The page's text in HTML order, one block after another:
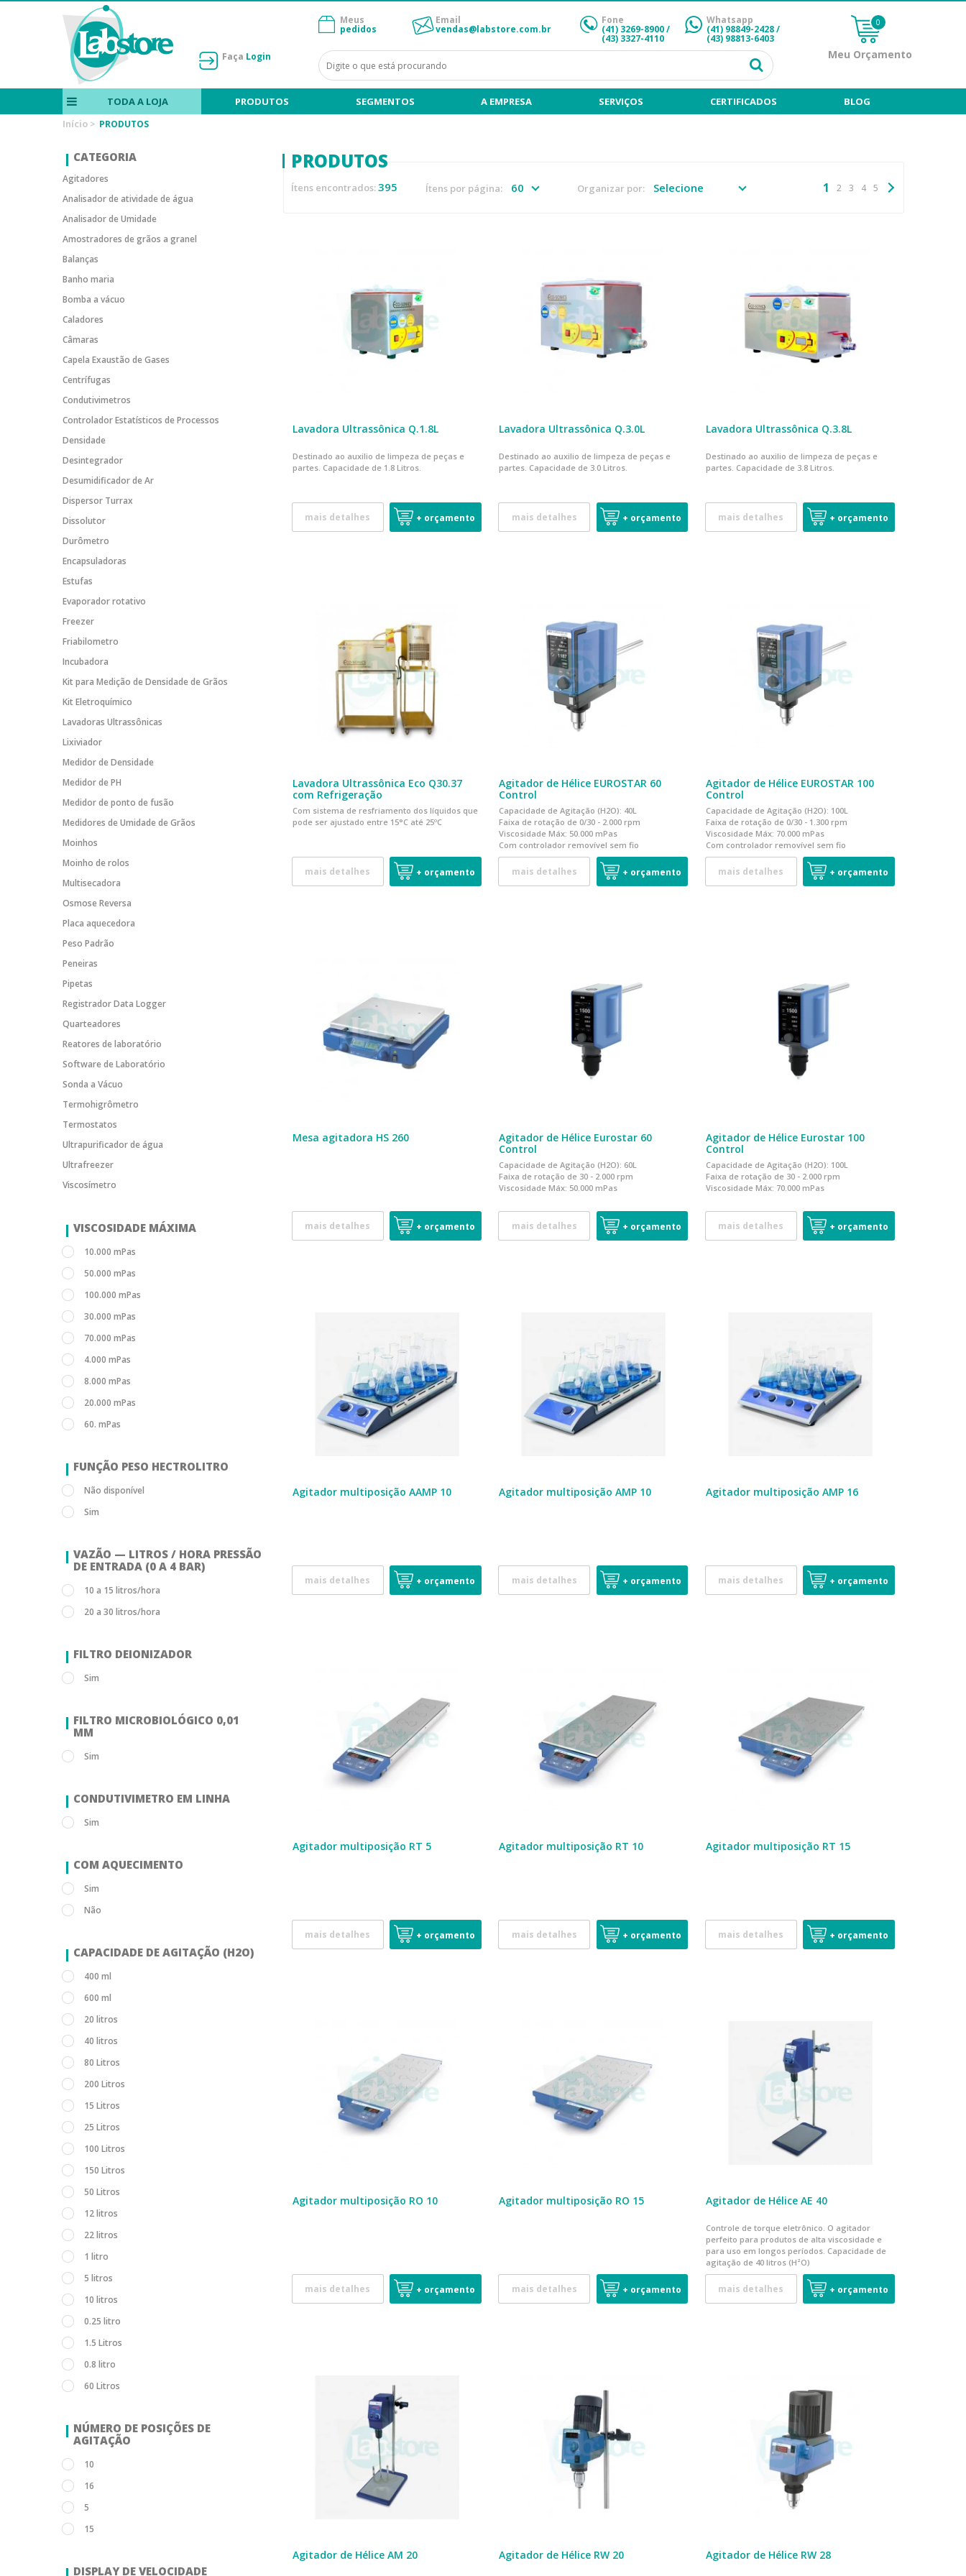
Faça Login
Meus
pedidos
Email
vendas@labstore.com.br
Fone
(41) 3269-8900 /
(43) 3327-4110
Whatsapp
(41) 98849-2428/
(43) 98813-6403
0
Meu Orçamento
TODA A LOJA PRODUTOS SEGMENTOS A EMPRESA SERVIÇOS CERTIFICADOS BLOG
Início > PRODUTOS
CATEGORIA
Agitadores
Analisador de atividade de água
Analisador de Umidade
Amostradores de grãos a granel
Balanças
Banho maria
Bomba a vácuo
Caladores
Câmaras
Capela Exaustão de Gases
Centrífugas
Condutivimetros
Controlador Estatísticos de Processos
Densidade
Desintegrador
Desumidificador de Ar
Dispersor Turrax
Dissolutor
Durômetro
Encapsuladoras
Estufas
Evaporador rotativo
Freezer
Friabilometro
Incubadora
Kit para Medição de Densidade de Grãos
Kit Eletroquímico
Lavadoras Ultrassônicas
Lixiviador
Medidor de Densidade
Medidor de PH
Medidor de ponto de fusão
Medidores de Umidade de Grãos
Moinhos
Moinho de rolos
Multisecadora
Osmose Reversa
Placa aquecedora
Peso Padrão
Peneiras
Pipetas
Registrador Data Logger
Quarteadores
Reatores de laboratório
Software de Laboratório
Sonda a Vácuo
Termohigrômetro
Termostatos
Ultrapurificador de água
Ultrafreezer
Viscosímetro
VISCOSIDADE MÁXIMA
10.000 mPas
50.000 mPas
100.000 mPas
30.000 mPas
70.000 mPas
4.000 mPas
8.000 mPas
20.000 mPas
60. mPas
FUNÇÃO PESO HECTROLITRO
Não disponível
Sim
VAZÃO — LITROS / HORA PRESSÃO
DE ENTRADA (0 A 4 BAR)
10 a 15 litros/hora
20 a 30 litros/hora
FILTRO DEIONIZADOR
Sim
FILTRO MICROBIOLÓGICO 0,01
ΜM
Sim
CONDUTIVIMETRO EM LINHA
Sim
COM AQUECIMENTO
Sim
Não
CAPACIDADE DE AGITAÇÃO (H2O)
400 ml
600 ml
20 litros
40 litros
80 Litros
200 Litros
15 Litros
25 Litros
100 Litros
150 Litros
50 Litros
12 litros
22 litros
1 litro
5 litros
10 litros
0.25 litro
1.5 Litros
0.8 litro
60 Litros
NÚMERO DE POSIÇÕES DE
AGITAÇÃO
10
16
5
15
DISPLAY DE VELOCIDADE
PRODUTOS
Ítens encontrados:395 Ítens por página: Organizar por: 1 2 3 4 5
Lavadora Ultrassônica Q.1.8L
Destinado ao auxilio de limpeza de peças e
partes. Capacidade de 1.8 Litros.
mais detalhes + orçamento
Lavadora Ultrassônica Q.3.0L
Destinado ao auxilio de limpeza de peças e
partes. Capacidade de 3.0 Litros.
mais detalhes + orçamento
Lavadora Ultrassônica Q.3.8L
Destinado ao auxilio de limpeza de peças e
partes. Capacidade de 3.8 Litros.
mais detalhes + orçamento
Lavadora Ultrassônica Eco Q30.37
com Refrigeração
Com sistema de resfriamento dos líquidos que
pode ser ajustado entre 15°C até 25ºC
mais detalhes + orçamento
Agitador de Hélice EUROSTAR 60
Control
Capacidade de Agitação (H2O): 40L
Faixa de rotação de 0/30 - 2.000 rpm
Viscosidade Máx: 50.000 mPas
Com controlador removível sem fio
mais detalhes + orçamento
Agitador de Hélice EUROSTAR 100
Control
Capacidade de Agitação (H2O): 100L
Faixa de rotação de 0/30 - 1.300 rpm
Viscosidade Máx: 70.000 mPas
Com controlador removível sem fio
mais detalhes + orçamento
Mesa agitadora HS 260
mais detalhes + orçamento
Agitador de Hélice Eurostar 60
Control
Capacidade de Agitação (H2O): 60L
Faixa de rotação de 30 - 2.000 rpm
Viscosidade Máx: 50.000 mPas
mais detalhes + orçamento
Agitador de Hélice Eurostar 100
Control
Capacidade de Agitação (H2O): 100L
Faixa de rotação de 30 - 2.000 rpm
Viscosidade Máx: 70.000 mPas
mais detalhes + orçamento
Agitador multiposição AAMP 10
mais detalhes + orçamento
Agitador multiposição AMP 10
mais detalhes + orçamento
Agitador multiposição AMP 16
mais detalhes + orçamento
Agitador multiposição RT 5
mais detalhes + orçamento
Agitador multiposição RT 10
mais detalhes + orçamento
Agitador multiposição RT 15
mais detalhes + orçamento
Agitador multiposição RO 10
mais detalhes + orçamento
Agitador multiposição RO 15
mais detalhes + orçamento
Agitador de Hélice AE 40
Controle de torque eletrônico. O agitador
perfeito para produtos de alta viscosidade e
para uso em longos períodos. Capacidade de
agitação de 40 litros (H²O)
mais detalhes + orçamento
Agitador de Hélice AM 20 Agitador de Hélice RW 20 Agitador de Hélice RW 28